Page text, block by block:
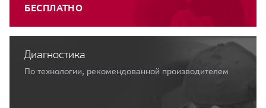
БЕСПЛАТНО
Диагностика
По технологии, рекомендованной производителем